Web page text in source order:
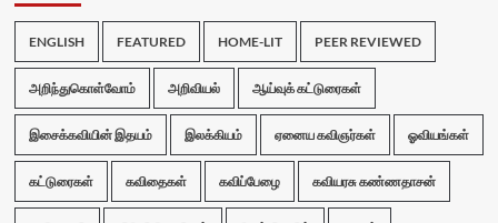
ENGLISH FEATURED HOME-LIT PEER REVIEWED
அறிந்துகொள்வோம் அறிவியல் ஆய்வுக் கட்டுரைகள்
இசைக்கவியின் இதயம் இலக்கியம் ஏனைய கவிஞர்கள் ஓவியங்கள்
கட்டுரைகள் கவிதைகள் கவிப்பேழை கவியரசு கண்ணதாசன்